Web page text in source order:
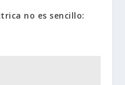
no es sencillo: